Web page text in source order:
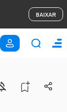
BAIXAR